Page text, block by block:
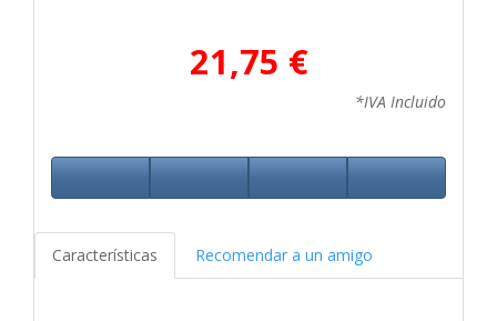
21,75 €
*IVA Incluido
Características Recomendar a un amigo